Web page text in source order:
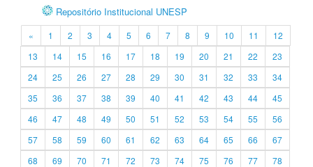
Repositório Institucional UNESP
« 1 2 3 4 5 6 7 8 9 10 11
12
13
14 15 16 17 18 19 20 21 22
23
24
25 26 27 28 29 30 31 32 33
34
35
36 37 38 39 40 41 42 43 44
45
46
47 48 49 50 51 52 53 54 55
56
57
58 59 60 61 62 63 64 65 66
67
68
69 70 71 72 73 74 75 76 77
78